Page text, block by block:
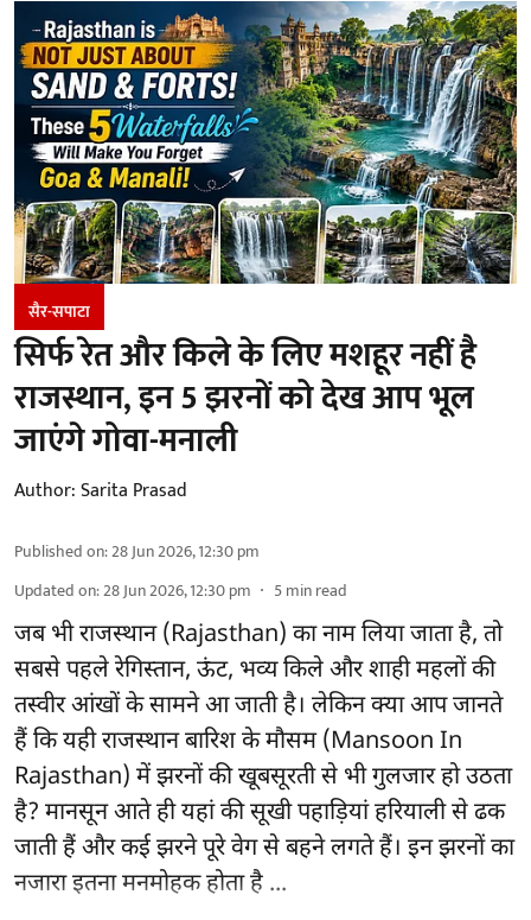
सैर-सपाटा
सिर्फ रेत और किले के लिए मशहूर नहीं है
राजस्थान, इन 5 झरनों को देख आप भूल
जाएंगे गोवा-मनाली
Author:Sarita Prasad
Published on:28 Jun 2026, 12:30 pm
Updated on:28 Jun 2026, 12:30 pm 5min read
जब भी राजस्थान (Rajasthan) का नाम लिया जाता है, तो
सबसे पहले रेगिस्तान, ऊंट, भव्य किले और शाही महलों की
तस्वीर आंखों के सामने आ जाती है। लेकिन क्या आप जानते
हैं कि यही राजस्थान बारिश के मौसम (Mansoon In
Rajasthan) में झरनों की खूबसूरती से भी गुलजार हो उठता
है? मानसून आते ही यहां की सूखी पहाड़ियां हरियाली से ढक
जाती हैं और कई झरने पूरे वेग से बहने लगते हैं। इन झरनों का
नजारा इतना मनमोहक होता है ...